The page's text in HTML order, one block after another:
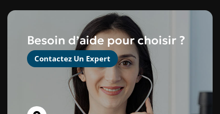
Besoin d’aide pour choisir ?
Contactez Un Expert